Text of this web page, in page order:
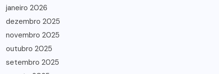
janeiro 2026
dezembro 2025
novembro 2025
outubro 2025
setembro 2025